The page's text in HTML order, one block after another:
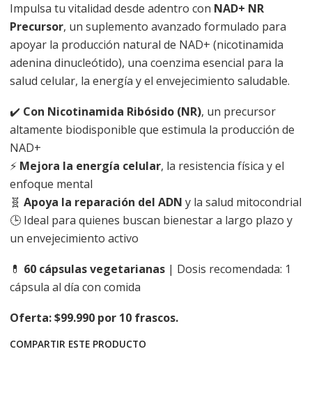
Impulsa tu vitalidad desde adentro con NAD+ NR
Precursor, un suplemento avanzado formulado para
apoyar la producción natural de NAD+ (nicotinamida
adenina dinucleótido), una coenzima esencial para la
salud celular, la energía y el envejecimiento saludable.
✔️ Con Nicotinamida Ribósido (NR), un precursor
altamente biodisponible que estimula la producción de
NAD+
⚡ Mejora la energía celular, la resistencia física y el
enfoque mental
🧬 Apoya la reparación del ADN y la salud mitocondrial
🕒 Ideal para quienes buscan bienestar a largo plazo y
un envejecimiento activo
💊 60 cápsulas vegetarianas| Dosis recomendada: 1
cápsula al día con comida
Oferta: $99.990 por 10 frascos.
COMPARTIR ESTE PRODUCTO